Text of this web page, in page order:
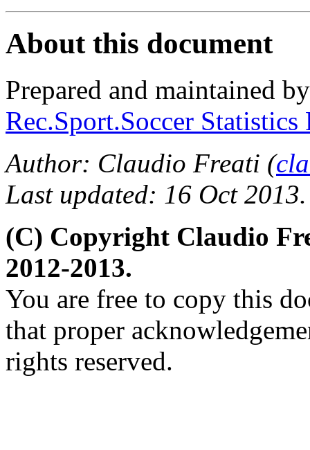
About this document
Prepared and maintained
Rec.Sport.Soccer
Author: Claudio Freati (
Last updated: 16 Oct 2013.
(C) Copyright Claudio
2012-2013.
You are free to copy this
that proper
rights reserved.